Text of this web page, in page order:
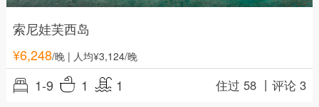
索尼娃芙西岛
¥6,248/晚| 人均¥3,124/晚
1-9 1 1 住过 58 丨评论 3